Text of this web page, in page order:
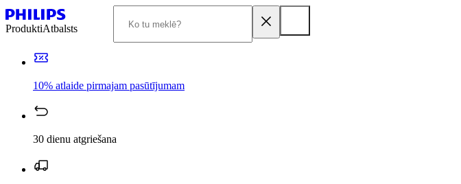
ProduktiAtbalsts
10% atlaide pirmajam pasūtījumam
30 dienu atgriešana